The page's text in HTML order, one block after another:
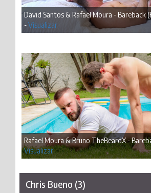
David Santos & Rafael Moura - Bareback
-Visualizar
Rafael Moura & Bruno TheBeardX -
Visualizar
Chris Bueno (3)